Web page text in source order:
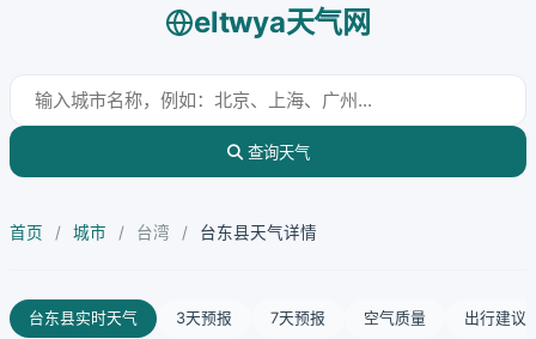
eltwya天气网
查询天气
首页 / 城市 / 台湾 / 台东县天气详情
台东县实时天气 3天预报 7天预报 空气质量 出行建议